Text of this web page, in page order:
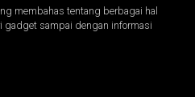
membahas tentang berbagai hal
gadget sampai dengan informasi